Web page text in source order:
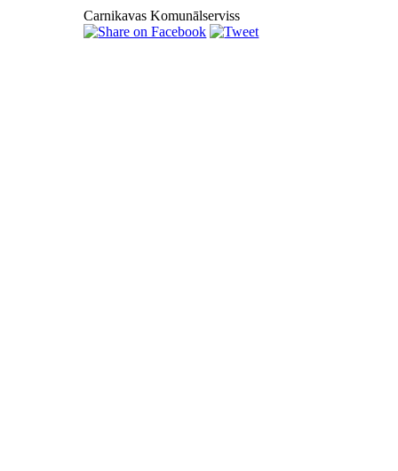
Carnikavas Komunālserviss